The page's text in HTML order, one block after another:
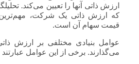
ارزش ذاتی آنها را تعیین می‌کند.
که ارزش ذاتی یک شرکت، مهم‌ترین
قیمت سهام آن است.
عوامل بنیادی مختلفی بر ارزش
می‌گذارند. برخی از این عوامل عبارتند